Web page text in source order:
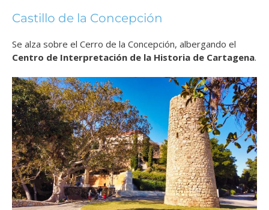
Castillo de la Concepción
Se alza sobre el Cerro de la Concepción, albergando el
Centro de Interpretación de la Historia de Cartagena.